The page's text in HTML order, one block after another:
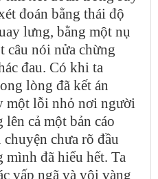
đoán bằng thái độ
lưng, bằng một nụ
câu nói nửa chừng
đau. Có khi ta
lòng đã kết án
một lỗi nhỏ nơi người
lên cả một bản cáo
chưa rõ đầu
đã hiểu hết. Ta
vấp ngã và vội vàng